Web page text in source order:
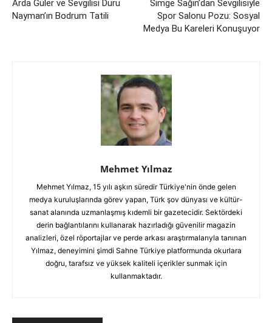
Arda Güler ve Sevgilisi Duru
Nayman’ın Bodrum Tatili
Simge Sağın’dan Sevgilisiyle
Spor Salonu Pozu: Sosyal
Medya Bu Kareleri Konuşuyor
Mehmet Yılmaz
Mehmet Yılmaz, 15 yılı aşkın süredir Türkiye'nin önde gelen
medya kuruluşlarında görev yapan, Türk şov dünyası ve kültür-
sanat alanında uzmanlaşmış kıdemli bir gazetecidir. Sektördeki
derin bağlantılarını kullanarak hazırladığı güvenilir magazin
analizleri, özel röportajlar ve perde arkası araştırmalarıyla tanınan
Yılmaz, deneyimini şimdi Sahne Türkiye platformunda okurlara
doğru, tarafsız ve yüksek kaliteli içerikler sunmak için
kullanmaktadır.